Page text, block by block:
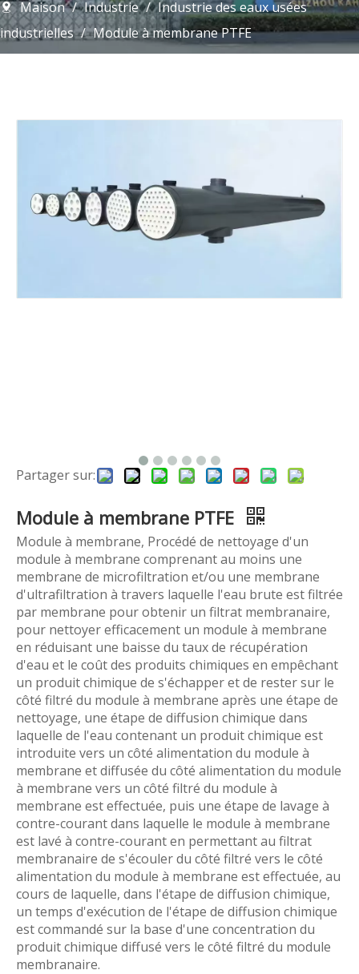
Maison / Industrie / Industrie des eaux usées
industrielles / Module à membrane PTFE
Partager sur:
Module à membrane PTFE
Module à membrane, Procédé de nettoyage d'un
module à membrane comprenant au moins une
membrane de microfiltration et/ou une membrane
d'ultrafiltration à travers laquelle l'eau brute est filtrée
par membrane pour obtenir un filtrat membranaire,
pour nettoyer efficacement un module à membrane
en réduisant une baisse du taux de récupération
d'eau et le coût des produits chimiques en empêchant
un produit chimique de s'échapper et de rester sur le
côté filtré du module à membrane après une étape de
nettoyage, une étape de diffusion chimique dans
laquelle de l'eau contenant un produit chimique est
introduite vers un côté alimentation du module à
membrane et diffusée du côté alimentation du module
à membrane vers un côté filtré du module à
membrane est effectuée, puis une étape de lavage à
contre-courant dans laquelle le module à membrane
est lavé à contre-courant en permettant au filtrat
membranaire de s'écouler du côté filtré vers le côté
alimentation du module à membrane est effectuée, au
cours de laquelle, dans l'étape de diffusion chimique,
un temps d'exécution de l'étape de diffusion chimique
est commandé sur la base d'une concentration du
produit chimique diffusé vers le côté filtré du module
membranaire.